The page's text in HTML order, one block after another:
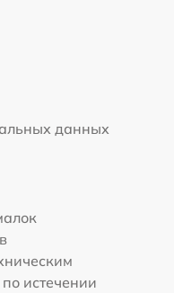
данных
истечении